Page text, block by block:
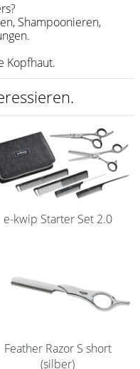
Shampoonieren,
Kopfhaut.
e-kwip Starter Set 2.0
Feather Razor S short
(silber)